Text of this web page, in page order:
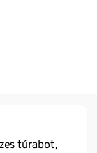
túrabot,